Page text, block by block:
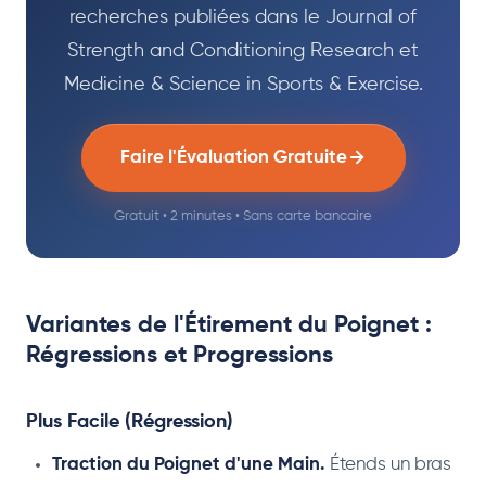
recherches publiées dans le Journal of
Strength and Conditioning Research et
Medicine & Science in Sports & Exercise.
Faire l'Évaluation Gratuite
Gratuit • 2 minutes • Sans carte bancaire
Variantes de l'Étirement du Poignet :
Régressions et Progressions
Plus Facile (Régression)
Traction du Poignet d'une Main. Étends un bras